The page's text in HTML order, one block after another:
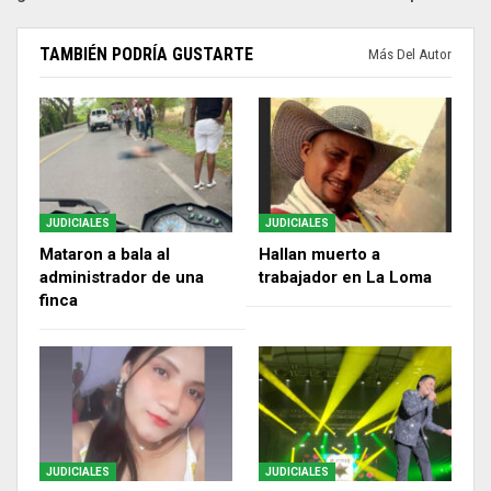
TAMBIÉN PODRÍA GUSTARTE Más Del Autor
JUDICIALES
Mataron a bala al
administrador de una
finca
JUDICIALES
Hallan muerto a
trabajador en La Loma
JUDICIALES JUDICIALES